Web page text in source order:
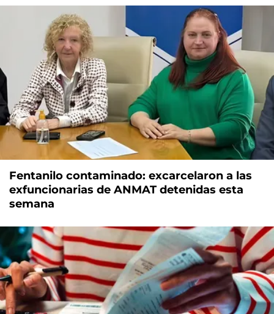
Fentanilo contaminado: excarcelaron a las
exfuncionarias de ANMAT detenidas esta
semana